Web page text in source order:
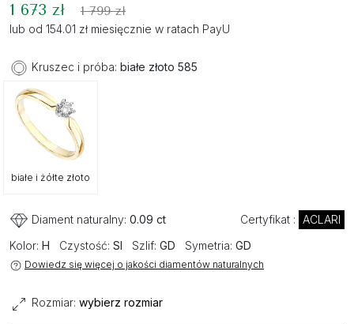
1 673 zł 1 799 zł
lub od 154.01 zł miesięcznie w ratach PayU
Kruszec i próba: białe złoto 585
białe i żółte złoto
Diament naturalny: 0.09 ct Certyfikat : ACLARI
Kolor: H Czystość: SI Szlif: GD Symetria: GD
Dowiedz się więcej o jakości diamentów naturalnych
Rozmiar: wybierz rozmiar